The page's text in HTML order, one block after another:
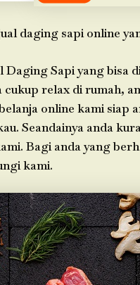
daging sapi online
Daging Sapi yang bisa
relax di rumah,
online kami siap
Seandainya anda
Bagi anda yang
kami.